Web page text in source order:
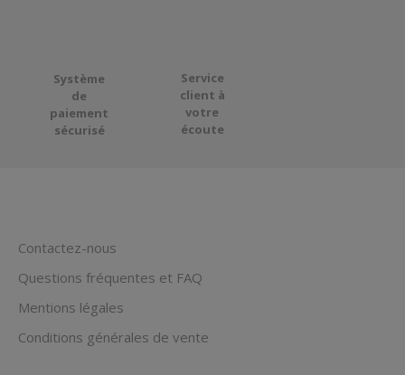
Système
de
paiement
sécurisé
Service
client à
votre
écoute
Contactez-nous
Questions fréquentes et FAQ
Mentions légales
Conditions générales de vente